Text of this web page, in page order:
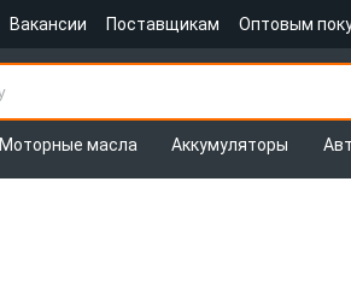
Вакансии Поставщикам Оптовым
Моторные масла Аккумуляторы